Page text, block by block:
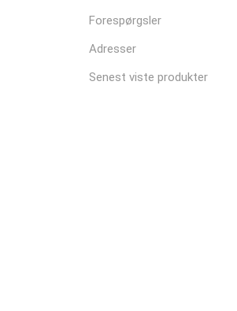
Forespørgsler
Adresser
Senest viste produkter